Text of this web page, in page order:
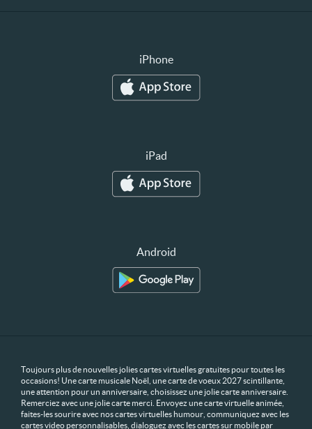
iPhone
iPad
Android
Toujours plus de nouvelles jolies cartes virtuelles gratuites pour toutes les
occasions! Une carte musicale Noël, une carte de voeux 2027 scintillante,
une attention pour un anniversaire, choisissez une jolie carte anniversaire.
Remerciez avec une jolie carte merci. Envoyez une carte virtuelle animée,
faites-les sourire avec nos cartes virtuelles humour, communiquez avec les
cartes video personnalisables, dialoguez avec les cartes sur mobile par